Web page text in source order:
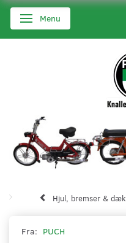
Skifte navigation
Menu
Hjul, bremser & dæk
Fra: PUCH